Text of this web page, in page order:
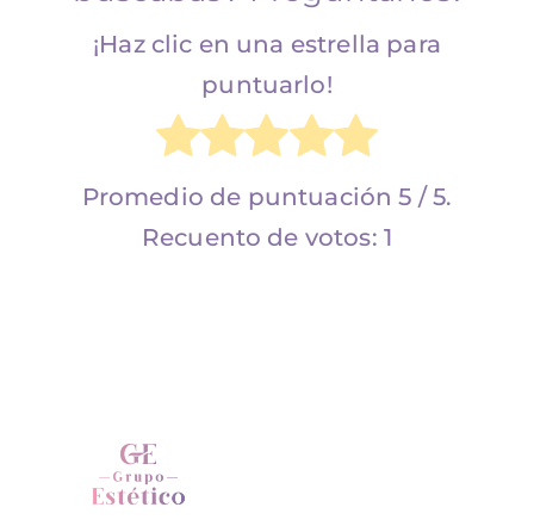
¡Haz clic en una estrella para
puntuarlo!
Promedio de puntuación5 / 5.
Recuento de votos: 1